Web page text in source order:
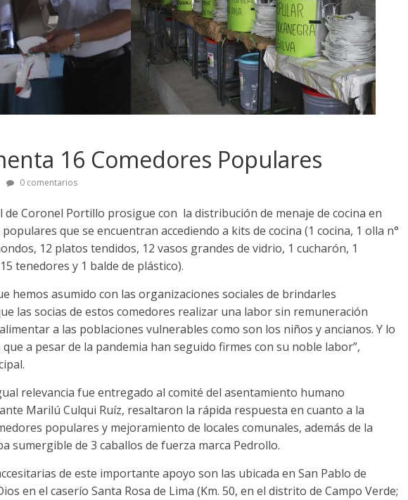
16 Comedores Populares
0 comentarios
de Coronel Portillo prosigue con la distribución de menaje de cocina en
que se encuentran accediendo a kits de cocina (1 cocina, 1 olla n°
12 platos tendidos, 12 vasos grandes de vidrio, 1 cucharón, 1
tenedores y 1 balde de plástico).
hemos asumido con las organizaciones sociales de brindarles
las socias de estos comedores realizar una labor sin remuneración
a las poblaciones vulnerables como son los niños y ancianos. Y lo
a pesar de la pandemia han seguido firmes con su noble labor”,
relevancia fue entregado al comité del asentamiento humano
Marilú Culqui Ruíz, resaltaron la rápida respuesta en cuanto a la
populares y mejoramiento de locales comunales, además de la
sumergible de 3 caballos de fuerza marca Pedrollo.
de este importante apoyo son las ubicada en San Pablo de
en el caserío Santa Rosa de Lima (Km. 50, en el distrito de Campo Verde;